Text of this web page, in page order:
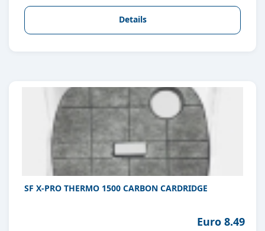
Details
SF X-PRO THERMO 1500 CARBON CARDRIDGE
Euro 8.49